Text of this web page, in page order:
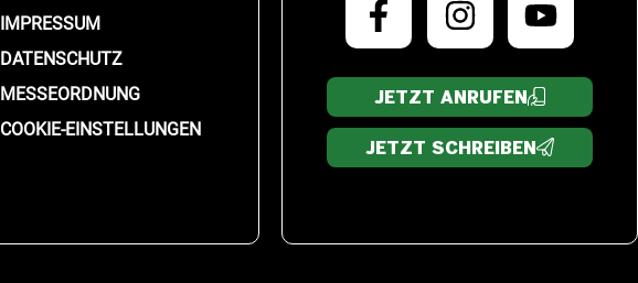
IMPRESSUM
DATENSCHUTZ
MESSEORDNUNG
COOKIE-EINSTELLUNGEN
JETZT ANRUFEN
JETZT SCHREIBEN